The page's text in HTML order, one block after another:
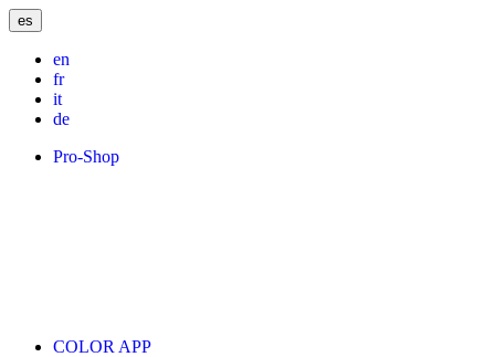
es
en
fr
it
de
Pro-Shop
COLOR APP